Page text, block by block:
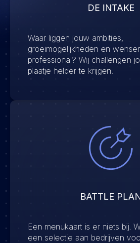
DE INTAKE
Waar liggen jouw ambities,
groeimogelijkheden en
professional? Wij challengen
plaatje helder te krijgen.
BATTLE
Een menukaart is er niets bij.
een selectie aan bedrijven